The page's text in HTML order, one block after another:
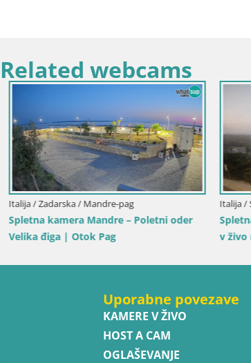
Related webcams
Rei – Pogled v
Italija / Sicilija / Trapani
Spletna kamera Isole dello
Duotone Pro Center
Uporabne povezave
KAMERE V ŽIVO
HOST A CAM
OGLAŠEVANJE